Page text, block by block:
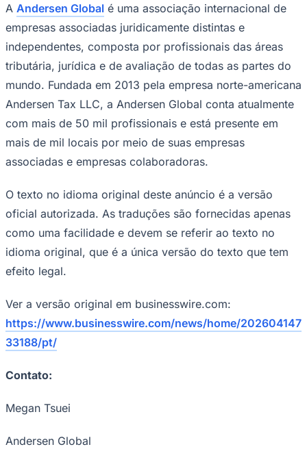
Brasileirão Série B
Paulistão
Copa do Brasil
Libertadores
Sul-Americana
Copa América
Champions League
La Liga
Bundesliga
Times - Ir direto
A Andersen Global é uma associação internacional de
empresas associadas juridicamente distintas e
independentes, composta por profissionais das áreas
tributária, jurídica e de avaliação de todas as partes do
mundo. Fundada em 2013 pela empresa norte-americana
Andersen Tax LLC, a Andersen Global conta atualmente
com mais de 50 mil profissionais e está presente em
mais de mil locais por meio de suas empresas
associadas e empresas colaboradoras.
O texto no idioma original deste anúncio é a versão
oficial autorizada. As traduções são fornecidas apenas
como uma facilidade e devem se referir ao texto no
idioma original, que é a única versão do texto que tem
efeito legal.
Ver a versão original em businesswire.com:
https://www.businesswire.com/news/home/202604147
33188/pt/
Contato:
Megan Tsuei
Andersen Global